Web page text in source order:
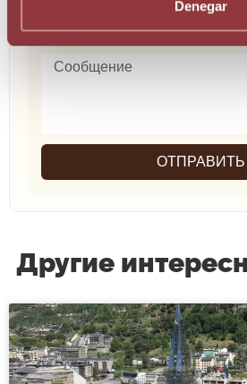
Denegar
ОТПРАВИТЬ
Другие